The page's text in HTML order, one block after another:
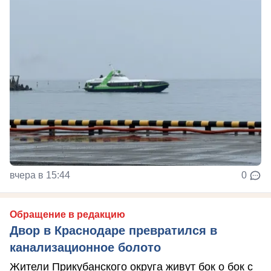
вчера в 15:44 0
Обращение в редакцию
Двор в Краснодаре превратился в
канализационное болото
Жители Прикубанского округа живут бок о бок с